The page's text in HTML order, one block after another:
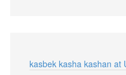
kasbek kasha kashan at